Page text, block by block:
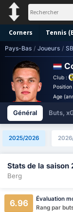
Corners Tennis
Pays-Bas / Joueurs /
Club :
Position
Age
Général Buts,
2025/2026
Stats de la saison
Berg
6.96
Évaluation
Rang par